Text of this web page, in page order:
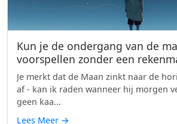
Kun je de ondergang van de
voorspellen zonder een
Je merkt dat de Maan zinkt naar de
af - kan ik raden wanneer hij morgen
geen kaa...
Lees Meer →